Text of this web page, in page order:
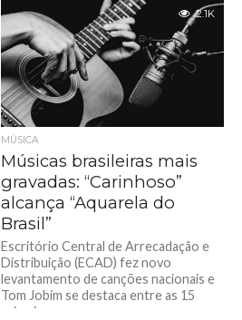
2.1K
MÚSICA
Músicas brasileiras mais
gravadas: “Carinhoso”
alcança “Aquarela do
Brasil”
Escritório Central de Arrecadação e
Distribuição (ECAD) fez novo
levantamento de canções nacionais e
Tom Jobim se destaca entre as 15
primeiras...